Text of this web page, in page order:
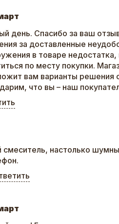
день. Спасибо за ваш
за доставленные
в товаре
по месту покупки.
вам варианты решения
что вы – наш
настолько